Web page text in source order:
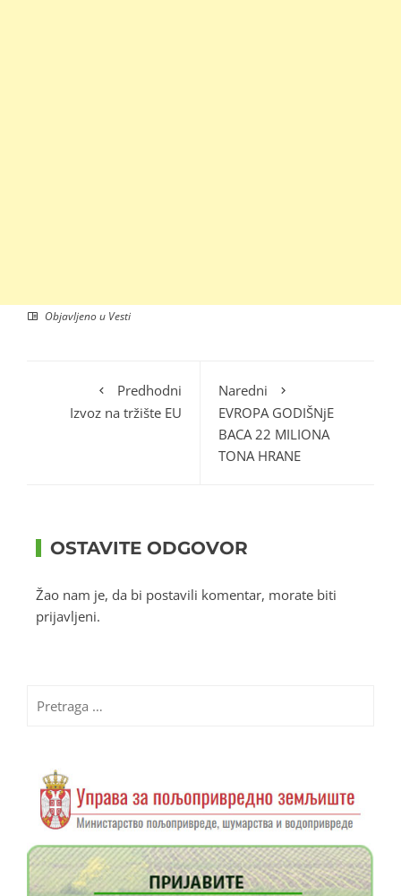
Objavljeno u Vesti
Predhodni
Izvoz na tržište EU
Naredni
EVROPA GODIŠNjE
BACA 22 MILIONA
TONA HRANE
OSTAVITE ODGOVOR
Žao nam je, da bi postavili komentar, morate biti
prijavljeni.
za: